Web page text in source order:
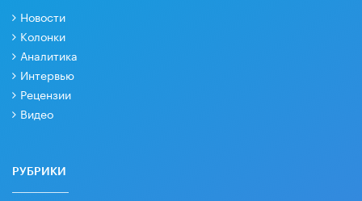
Новости
Колонки
Аналитика
Интервью
Рецензии
Видео
РУБРИКИ